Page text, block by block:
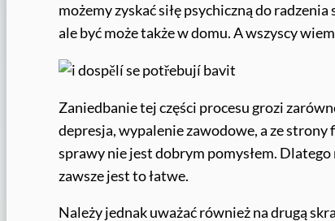
możemy zyskać siłę psychiczną do
ale być może także w domu. A wszyscy
Zaniedbanie tej części procesu grozi
depresja, wypalenie zawodowe, a ze strony
sprawy nie jest dobrym pomysłem.
zawsze jest to łatwe.
Należy jednak uważać również na drugą